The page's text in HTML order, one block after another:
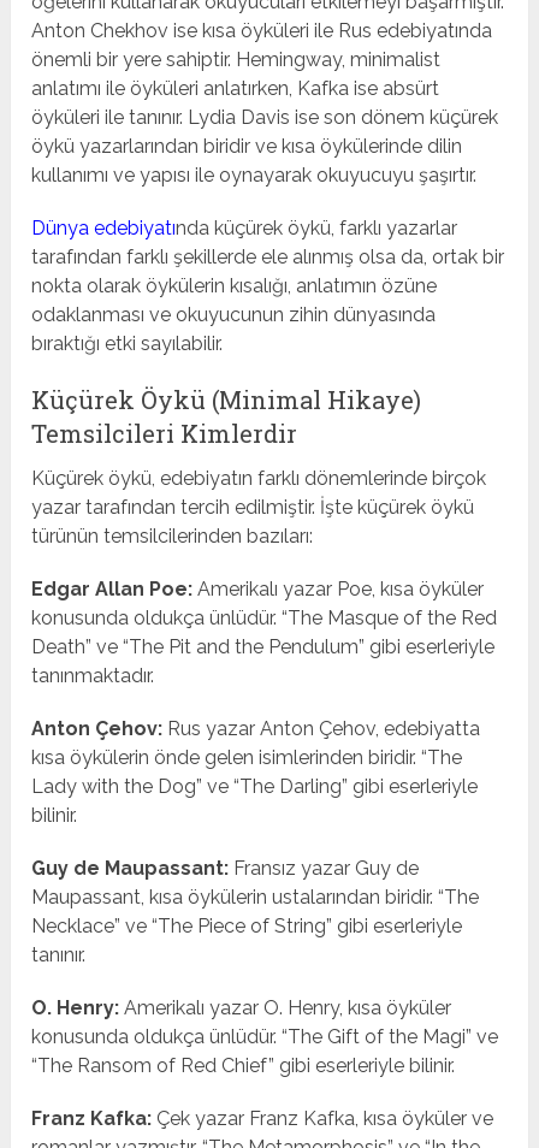
Anton Chekhov ise kısa öyküleri ile Rus edebiyatında
önemli bir yere sahiptir. Hemingway, minimalist
anlatımı ile öyküleri anlatırken, Kafka ise absürt
öyküleri ile tanınır. Lydia Davis ise son dönem küçürek
öykü yazarlarından biridir ve kısa öykülerinde dilin
kullanımı ve yapısı ile oynayarak okuyucuyu şaşırtır.
Dünya edebiyatında küçürek öykü, farklı yazarlar
tarafından farklı şekillerde ele alınmış olsa da, ortak bir
nokta olarak öykülerin kısalığı, anlatımın özüne
odaklanması ve okuyucunun zihin dünyasında
bıraktığı etki sayılabilir.
Küçürek Öykü (Minimal Hikaye)
Temsilcileri Kimlerdir
Küçürek öykü, edebiyatın farklı dönemlerinde birçok
yazar tarafından tercih edilmiştir. İşte küçürek öykü
türünün temsilcilerinden bazıları:
Edgar Allan Poe: Amerikalı yazar Poe, kısa öyküler
konusunda oldukça ünlüdür. “The Masque of the Red
Death” ve “The Pit and the Pendulum” gibi eserleriyle
tanınmaktadır.
Anton Çehov: Rus yazar Anton Çehov, edebiyatta
kısa öykülerin önde gelen isimlerinden biridir. “The
Lady with the Dog” ve “The Darling” gibi eserleriyle
bilinir.
Guy de Maupassant: Fransız yazar Guy de
Maupassant, kısa öykülerin ustalarından biridir. “The
Necklace” ve “The Piece of String” gibi eserleriyle
tanınır.
O. Henry: Amerikalı yazar O. Henry, kısa öyküler
konusunda oldukça ünlüdür. “The Gift of the Magi” ve
“The Ransom of Red Chief” gibi eserleriyle bilinir.
Franz Kafka: Çek yazar Franz Kafka, kısa öyküler ve